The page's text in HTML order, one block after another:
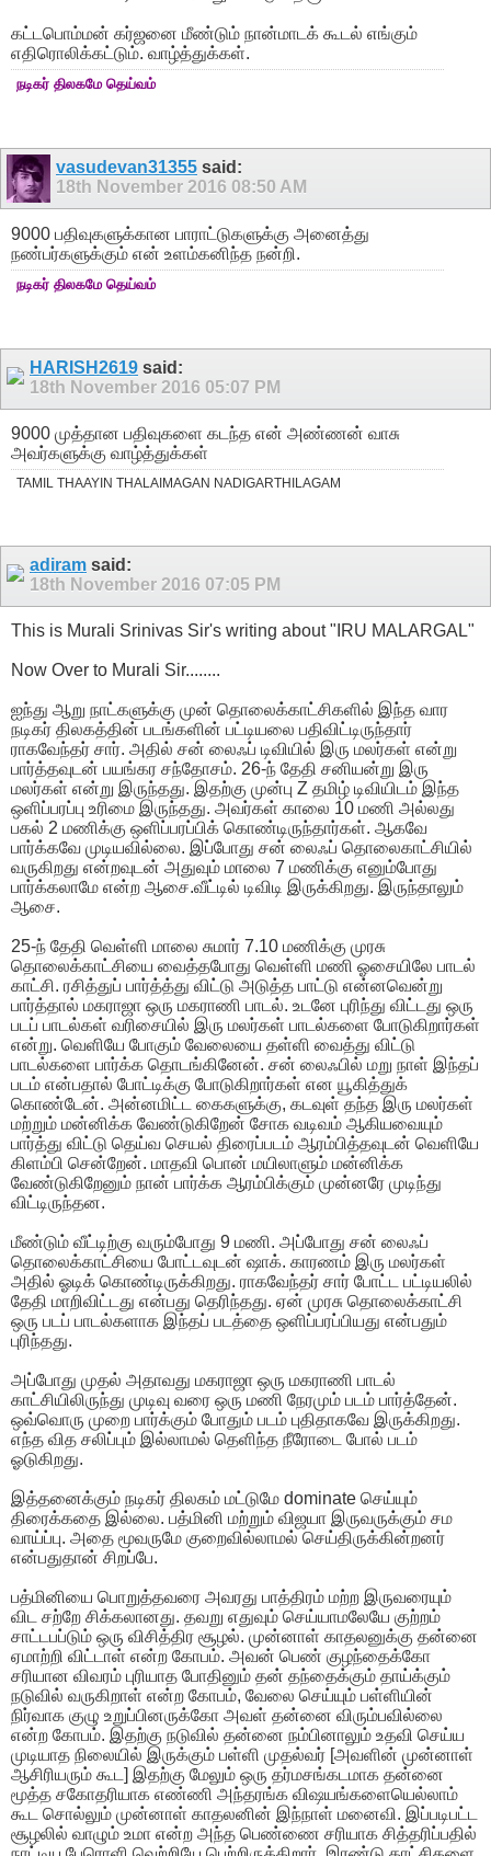
கட்டபொம்மன் கர்ஜனை மீண்டும் நான்மாடக் கூடல் எங்கும்
எதிரொலிக்கட்டும். வாழ்த்துக்கள்.
நடிகர் திலகமே தெய்வம்
vasudevan31355 said:
18th November 2016 08:50 AM
9000 பதிவுகளுக்கான பாராட்டுகளுக்கு அனைத்து
நண்பர்களுக்கும் என் உளம்கனிந்த நன்றி.
நடிகர் திலகமே தெய்வம்
HARISH2619 said:
18th November 2016 05:07 PM
9000 முத்தான பதிவுகளை கடந்த என் அண்ணன் வாசு
அவர்களுக்கு வாழ்த்துக்கள்
TAMIL THAAYIN THALAIMAGAN NADIGARTHILAGAM
adiram said:
18th November 2016 07:05 PM
This is Murali Srinivas Sir's writing about "IRU MALARGAL"
Now Over to Murali Sir........
ஐந்து ஆறு நாட்களுக்கு முன் தொலைக்காட்சிகளில் இந்த வார
நடிகர் திலகத்தின் படங்களின் பட்டியலை பதிவிட்டிருந்தார்
ராகவேந்தர் சார். அதில் சன் லைஃப் டிவியில் இரு மலர்கள் என்று
பார்த்தவுடன் பயங்கர சந்தோசம். 26-ந் தேதி சனியன்று இரு
மலர்கள் என்று இருந்தது. இதற்கு முன்பு Z தமிழ் டிவியிடம் இந்த
ஒளிப்பரப்பு உரிமை இருந்தது. அவர்கள் காலை 10 மணி அல்லது
பகல் 2 மணிக்கு ஒளிப்பரப்பிக் கொண்டிருந்தார்கள். ஆகவே
பார்க்கவே முடியவில்லை. இப்போது சன் லைஃப் தொலைகாட்சியில்
வருகிறது என்றவுடன் அதுவும் மாலை 7 மணிக்கு எனும்போது
பார்க்கலாமே என்ற ஆசை.வீட்டில் டிவிடி இருக்கிறது. இருந்தாலும்
ஆசை.
25-ந் தேதி வெள்ளி மாலை சுமார் 7.10 மணிக்கு முரசு
தொலைக்காட்சியை வைத்தபோது வெள்ளி மணி ஓசையிலே பாடல்
காட்சி. ரசித்துப் பார்த்த்து விட்டு அடுத்த பாட்டு என்னவென்று
பார்த்தால் மகராஜா ஒரு மகராணி பாடல். உடனே புரிந்து விட்டது ஒரு
படப் பாடல்கள் வரிசையில் இரு மலர்கள் பாடல்களை போடுகிறார்கள்
என்று. வெளியே போகும் வேலையை தள்ளி வைத்து விட்டு
பாடல்களை பார்க்க தொடங்கினேன். சன் லைஃபில் மறு நாள் இந்தப்
படம் என்பதால் போட்டிக்கு போடுகிறார்கள் என யூகித்துக்
கொண்டேன். அன்னமிட்ட கைகளுக்கு, கடவுள் தந்த இரு மலர்கள்
மற்றும் மன்னிக்க வேண்டுகிறேன் சோக வடிவம் ஆகியவையும்
பார்த்து விட்டு தெய்வ செயல் திரைப்படம் ஆரம்பித்தவுடன் வெளியே
கிளம்பி சென்றேன். மாதவி பொன் மயிலாளும் மன்னிக்க
வேண்டுகிறேனும் நான் பார்க்க ஆரம்பிக்கும் முன்னரே முடிந்து
விட்டிருந்தன.
மீண்டும் வீட்டிற்கு வரும்போது 9 மணி. அப்போது சன் லைஃப்
தொலைக்காட்சியை போட்டவுடன் ஷாக். காரணம் இரு மலர்கள்
அதில் ஓடிக் கொண்டிருக்கிறது. ராகவேந்தர் சார் போட்ட பட்டியலில்
தேதி மாறிவிட்டது என்பது தெரிந்தது. ஏன் முரசு தொலைக்காட்சி
ஒரு படப் பாடல்களாக இந்தப் படத்தை ஒளிப்பரப்பியது என்பதும்
புரிந்தது.
அப்போது முதல் அதாவது மகராஜா ஒரு மகராணி பாடல்
காட்சியிலிருந்து முடிவு வரை ஒரு மணி நேரமும் படம் பார்த்தேன்.
ஒவ்வொரு முறை பார்க்கும் போதும் படம் புதிதாகவே இருக்கிறது.
எந்த வித சலிப்பும் இல்லாமல் தெளிந்த நீரோடை போல் படம்
ஓடுகிறது.
இத்தனைக்கும் நடிகர் திலகம் மட்டுமே dominate செய்யும்
திரைக்கதை இல்லை. பத்மினி மற்றும் விஜயா இருவருக்கும் சம
வாய்ப்பு. அதை மூவருமே குறைவில்லாமல் செய்திருக்கின்றனர்
என்பதுதான் சிறப்பே.
பத்மினியை பொறுத்தவரை அவரது பாத்திரம் மற்ற இருவரையும்
விட சற்றே சிக்கலானது. தவறு எதுவும் செய்யாமலேயே குற்றம்
சாட்டபப்டும் ஒரு விசித்திர சூழல். முன்னாள் காதலனுக்கு தன்னை
ஏமாற்றி விட்டாள் என்ற கோபம். அவன் பெண் குழந்தைக்கோ
சரியான விவரம் புரியாத போதினும் தன் தந்தைக்கும் தாய்க்கும்
நடுவில் வருகிறாள் என்ற கோபம், வேலை செய்யும் பள்ளியின்
நிர்வாக குழு உறுப்பினருக்கோ அவள் தன்னை விரும்பவில்லை
என்ற கோபம். இதற்கு நடுவில் தன்னை நம்பினாலும் உதவி செய்ய
முடியாத நிலையில் இருக்கும் பள்ளி முதல்வர் [அவளின் முன்னாள்
ஆசிரியரும் கூட] இதற்கு மேலும் ஒரு தர்மசங்கடமாக தன்னை
மூத்த சகோதரியாக எண்ணி அந்தரங்க விஷயங்களையெல்லாம்
கூட சொல்லும் முன்னாள் காதலனின் இந்நாள் மனைவி. இப்படிபட்ட
சூழலில் வாழும் உமா என்ற அந்த பெண்ணை சரியாக சித்தரிப்பதில்